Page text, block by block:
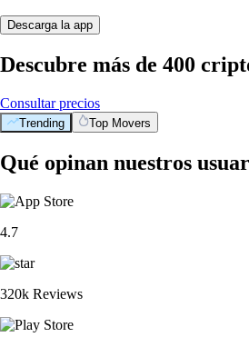
Descarga la app
Descubre más de 400
Consultar precios
Trending Top Movers
Qué opinan nuestros
4.7
320k Reviews